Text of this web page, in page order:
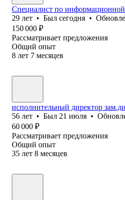
Специалист по информационной
29 лет • Был сегодня •
150 000 ₽
Рассматривает предложения
Общий опыт
8 лет 7 месяцев
исполнительный директор
56 лет • Был 21 июля •
60 000 ₽
Рассматривает предложения
Общий опыт
35 лет 8 месяцев